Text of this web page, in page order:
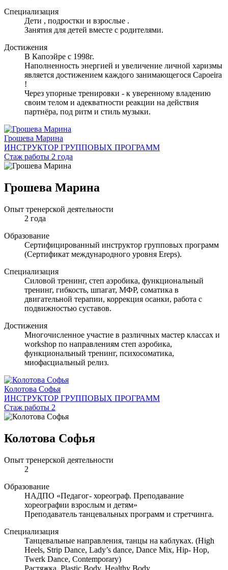
Специализация
Дети , подростки и взрослые .
Занятия для детей вместе с родителями.
Достижения
В Капоэйре с 1998г.
Наполненность энергией и увеличение личной харизмы
является достижением каждого занимающегося Capoeira
!
Через упорные тренировки - к уверенному владению
своим телом и адекватности реакции на действия
партнёра, под ритм и стиль музыки.
Грошева Марина
ИНСТРУКТОР ГРУППОВЫХ ПРОГРАММ
Стаж работы 2 года
Грошева Марина
Опыт тренерской деятельности
2 года
Образование
Сертифицированный инструктор групповых программ
(Сертификат международного уровня Ereps).
Специализация
Силовой тренинг, степ аэробика, функциональный
тренинг, гибкость, шпагат, МФР, соматика в
двигательной терапии, коррекция осанки, работа с
подвижностью суставов.
Достижения
Многочисленное участие в различных мастер классах и
workshop по направлениям степ аэробика,
функциональный тренинг, психосоматика,
миофасциальный релиз.
Колотова Софья
ИНСТРУКТОР ГРУППОВЫХ ПРОГРАММ
Стаж работы 2
Колотова Софья
Опыт тренерской деятельности
2
Образование
НАДПО «Педагог- хореограф. Преподавание
хореографии взрослым и детям»
Преподаватель танцевальных программ и стретчинга.
Специализация
Танцевальные направления, танцы на каблуках. (High
Heels, Strip Dance, Lady’s dance, Dance Mix, Hip- Hop,
Twerk Dance, Contemporary)
Растяжка, Plastic Body, Healthy Body